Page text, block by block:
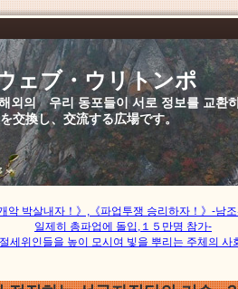
ェブ・ウリトンポ
외의 우리 동포들이 서로 정보를 교환
交換し、交流する広場です。
악 박살내자！》,《파업투쟁 승리하자！》-남
일제히 총파업에 돌입,１５만명 참가-
절세위인들을 높이 모시여 빛을 뿌리는 주체의 사